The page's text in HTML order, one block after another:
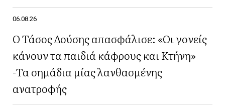
06.08.26
Ο Τάσος Δούσης απασφάλισε: «Οι γονείς
κάνουν τα παιδιά κάφρους και Κτήνη»
-Τα σημάδια μίας λανθασμένης
ανατροφής